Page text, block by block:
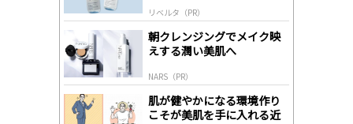
リベルタ（PR）
朝クレンジングでメイク映
えする潤い美肌へ
NARS（PR）
肌が健やかになる環境作り
こそが美肌を手に入れる近